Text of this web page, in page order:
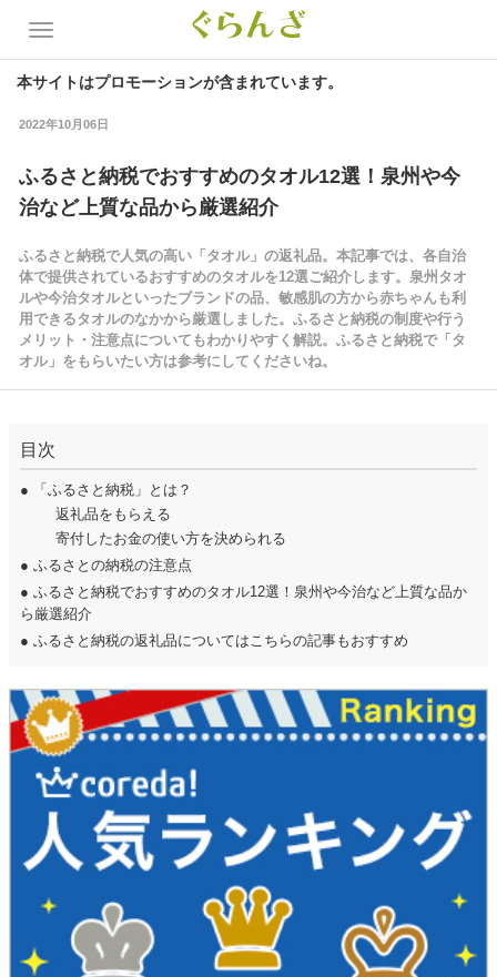
本サイトはプロモーションが含まれています。
2022年10月06日
ふるさと納税でおすすめのタオル12選！泉州や今
治など上質な品から厳選紹介
ふるさと納税で人気の高い「タオル」の返礼品。本記事では、各自治
体で提供されているおすすめのタオルを12選ご紹介します。泉州タオ
ルや今治タオルといったブランドの品、敏感肌の方から赤ちゃんも利
用できるタオルのなかから厳選しました。ふるさと納税の制度や行う
メリット・注意点についてもわかりやすく解説。ふるさと納税で「タ
オル」をもらいたい方は参考にしてくださいね。
目次
● 「ふるさと納税」とは？
返礼品をもらえる
寄付したお金の使い方を決められる
● ふるさとの納税の注意点
● ふるさと納税でおすすめのタオル12選！泉州や今治など上質な品か
ら厳選紹介
● ふるさと納税の返礼品についてはこちらの記事もおすすめ